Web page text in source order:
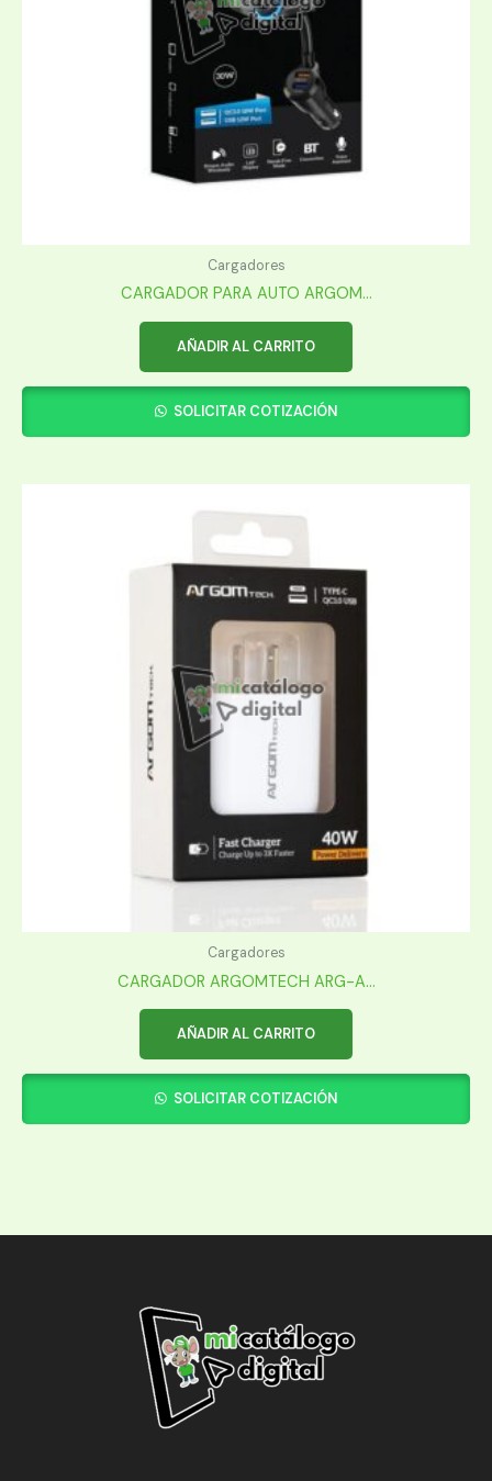
Cargadores
CARGADOR PARA AUTO ARGOM...
AÑADIR AL CARRITO
SOLICITAR COTIZACIÓN
Cargadores
CARGADOR ARGOMTECH ARG-A...
AÑADIR AL CARRITO
SOLICITAR COTIZACIÓN